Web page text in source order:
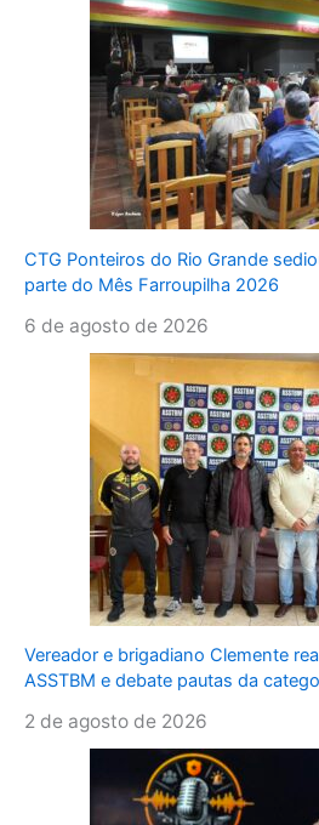
CTG Ponteiros do Rio Grande
parte do Mês Farroupilha 2026
6 de agosto de 2026
Vereador e brigadiano Clemente
ASSTBM e debate pautas da
2 de agosto de 2026